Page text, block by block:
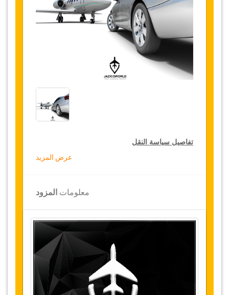
تفاصيل سياسة النقل
على النقل في جميع أنحاء تركيا ولمدة 12 شهرا،
للحصول على الخصم الخاص بك على النقل، انقر على
زر "الذهاب إلى تفاصيل الخصم" الموجود أعلاه.
التغييرات على الحجوزات قد تكون ممكنة إذا تم
الإشعار في الوقت المناسب. يرجى الاتصال بنا
للحصول على مزيد من المعلومات.
عرض المزيد
معلومات المزود